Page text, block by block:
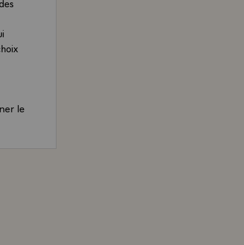
le
de la République et candidat à